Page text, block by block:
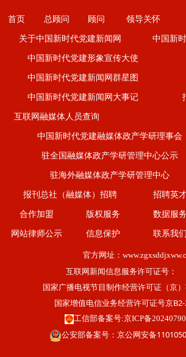
首页 总顾问 顾问 领导关怀
关于中国新时代党建新闻网 中国新
中国新时代党建形象宣传大使
中国新时代党建新闻网群星图
中国新时代党建新闻网大事记
互联网融媒体人员查询
中国新时代党建融媒体政产学研理事会
驻全国融媒体政产学研管理中心公示
驻海外融媒体政产学研管理中心
报刊总社（融媒体）招聘 招聘英
合作加盟 版权服务 数据服务
网站律师公示 信息保护 联系我们
官方网址：
互联网新闻信息服务许可证
国家广播电视节目制作经营许可证（京
国家增值电信业务经营许可证号京
工信部备案号:京ICP备
公安部备案号：京公网安备